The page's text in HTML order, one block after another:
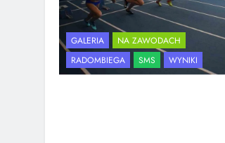
GALERIA
NA ZAWODACH
RADOMBIEGA
SMS WYNIKI